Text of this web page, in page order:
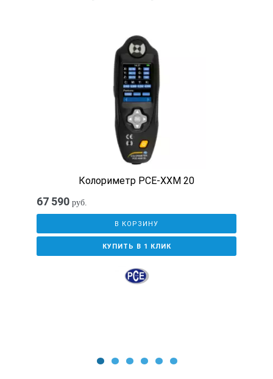
Колориметр PCE-XXM 20
67 590 руб.
В КОРЗИНУ
КУПИТЬ В 1 КЛИК